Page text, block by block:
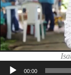
Reproductor
00:00